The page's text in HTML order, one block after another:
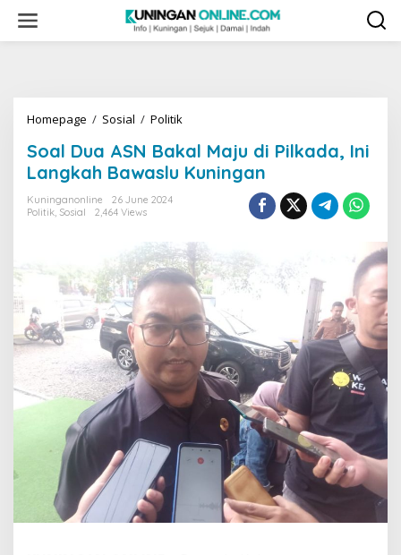
content
Homepage / Sosial / Politik
ASN
Bakal
Maju
Langkah
Bawaslu
Kuningan
Soal Dua ASN Bakal Maju di Pilkada, Ini
Langkah Bawaslu Kuningan
Kuninganonline
26 June 2024
Politik, Sosial 2,464 Views